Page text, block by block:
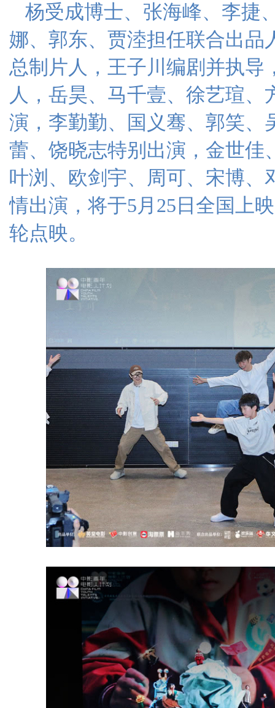
杨受成博士、张海峰、李捷
娜、郭东、贾淕担任联合出品
总制片人，王子川编剧并执导
人，岳昊、马千壹、徐艺瑄
演，李勤勤、国义骞、郭笑、
蕾、饶晓志特别出演，金世佳
叶浏、欧剑宇、周可、宋博、
情出演，将于5月25日全国上
轮点映。